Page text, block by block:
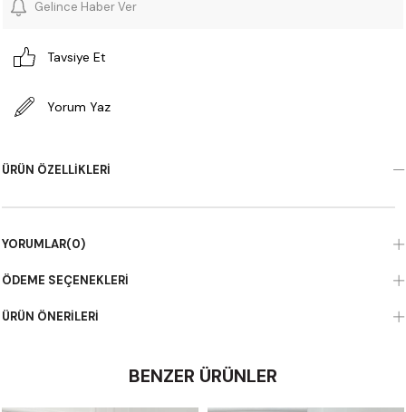
Gelince Haber Ver
Tavsiye Et
Yorum Yaz
ÜRÜN ÖZELLIKLERI
YORUMLAR(0)
ÖDEME SEÇENEKLERI
ÜRÜN ÖNERILERI
BENZER ÜRÜNLER